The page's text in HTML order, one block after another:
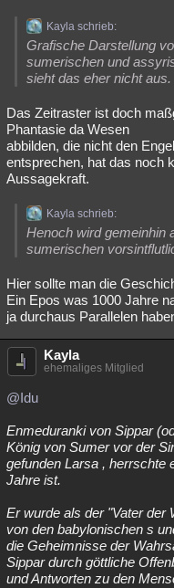
Kayla schrieb:
Grafische Darstellung
sumerischen und
sieht das eher nicht aus.
Das Zeitraster ist doch
Phantasie da Wesen
abbilden, die nicht den
entsprechen, hat das noch
Aussagekraft.
Kayla schrieb:
Henoch wird gemeinhin
sumerischen
Hier sollte man die
Ein Epos was 1000 Jahre
ja durchaus Parallelen
Kayla
ehemaliges Mitglied
@Idu
Enmeduranki von Sippar
König von Sumer vor der
gefunden Larsa , herrschte
Jahre ist.
Er wurde als der "Vater der
von den babylonischen s
die Geheimnisse der
Sippar durch göttliche
und Antworten zu den